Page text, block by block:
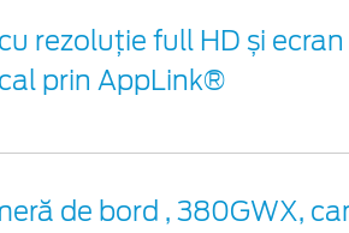
rezoluție full HD și
prin AppLink®
de bord , 380GWX,